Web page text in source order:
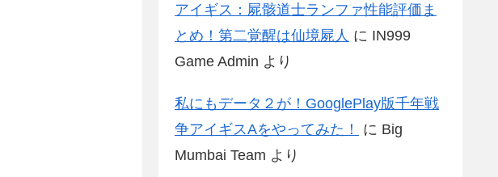
アイギス：屍骸道士ランファ性能評価ま
とめ！第二覚醒は仙境屍人 に IN999
Game Admin より
私にもデータ２が！GooglePlay版千年戦
争アイギスAをやってみた！
に Big
Mumbai Team より